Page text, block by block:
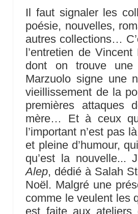
Il faut signaler les
poésie, nouvelles,
autres collections…
l’entretien de
dont on trouve une
Marzuolo signe une
vieillissement de la
premières attaques
mère… Et à ceux
l’important n’est pas
et pleine d’humour,
qu’est la nouvelle...
Alep, dédié à Salah
Noël. Malgré une
comme le veulent les
est faite aux ateliers